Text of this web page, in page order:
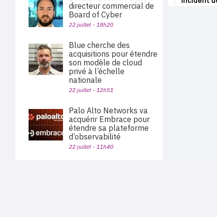
directeur commercial de
Board of Cyber
22 juillet - 18h20
Blue cherche des
acquisitions pour étendre
son modèle de cloud
privé à l’échelle
nationale
22 juillet - 12h51
Palo Alto Networks va
acquérir Embrace pour
étendre sa plateforme
d’observabilité
22 juillet - 11h40